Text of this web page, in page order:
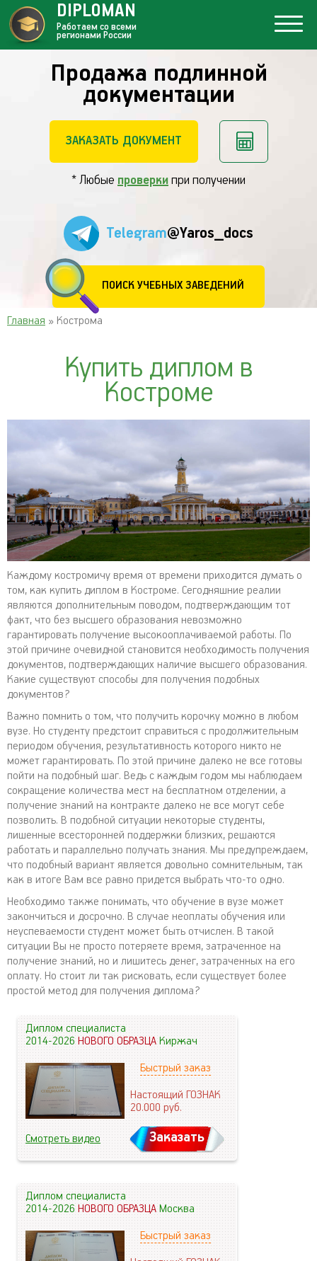
Продажа подлинной
документации
ЗАКАЗАТЬ ДОКУМЕНТ
* Любые проверки при получении
Telegram@Yaros_docs
ПОИСК УЧЕБНЫХ ЗАВЕДЕНИЙ
DIPLOMAN
Работаем со всеми
регионами России
Главная » Кострома
Купить диплом в
Костроме
Каждому костромичу время от времени приходится думать о
том, как купить диплом в Костроме. Сегодняшние реалии
являются дополнительным поводом, подтверждающим тот
факт, что без высшего образования невозможно
гарантировать получение высокооплачиваемой работы. По
этой причине очевидной становится необходимость получения
документов, подтверждающих наличие высшего образования.
Какие существуют способы для получения подобных
документов?
Важно помнить о том, что получить корочку можно в любом
вузе. Но студенту предстоит справиться с продолжительным
периодом обучения, результативность которого никто не
может гарантировать. По этой причине далеко не все готовы
пойти на подобный шаг. Ведь с каждым годом мы наблюдаем
сокращение количества мест на бесплатном отделении, а
получение знаний на контракте далеко не все могут себе
позволить. В подобной ситуации некоторые студенты,
лишенные всесторонней поддержки близких, решаются
работать и параллельно получать знания. Мы предупреждаем,
что подобный вариант является довольно сомнительным, так
как в итоге Вам все равно придется выбрать что-то одно.
Необходимо также понимать, что обучение в вузе может
закончиться и досрочно. В случае неоплаты обучения или
неуспеваемости студент может быть отчислен. В такой
ситуации Вы не просто потеряете время, затраченное на
получение знаний, но и лишитесь денег, затраченных на его
оплату. Но стоит ли так рисковать, если существует более
простой метод для получения диплома?
Диплом специалиста
2014-2026НОВОГО ОБРАЗЦАКиржач
Быстрый заказ
Настоящий ГОЗНАК
20.000руб.
Смотреть видео Заказать
Диплом специалиста
2014-2026НОВОГО ОБРАЗЦАМосква
Быстрый заказ